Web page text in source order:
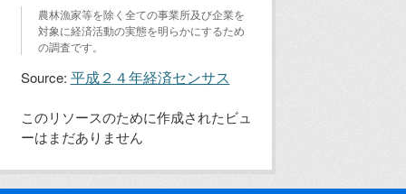
農林漁家等を除く全ての事業所及び企業を
対象に経済活動の実態を明らかにするため
の調査です。
Source: 平成２４年経済センサス
このリソースのために作成されたビュ
ーはまだありません